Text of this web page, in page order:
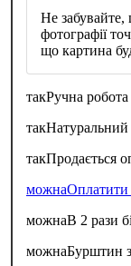
Не забувайте,
фотографії
що картина
такРучна робота
так
такПродається
можнаОплатити
можнаВ 2 рази
можнаБурштин